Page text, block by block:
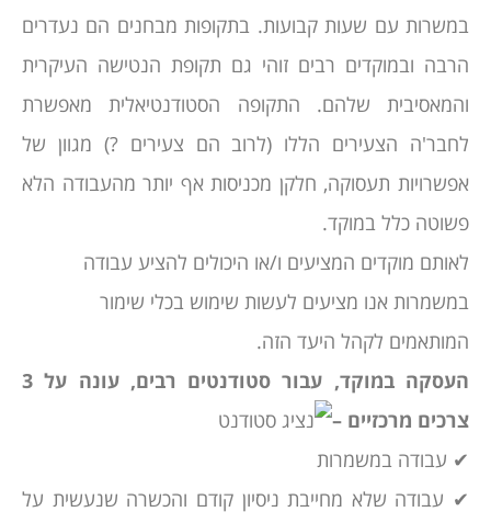
במשרות עם שעות קבועות. בתקופות מבחנים הם נעדרים
הרבה ובמוקדים רבים זוהי גם תקופת הנטישה העיקרית
והמאסיבית שלהם. התקופה הסטודנטיאלית מאפשרת
לחבר'ה הצעירים הללו (לרוב הם צעירים ?) מגוון של
אפשרויות תעסוקה, חלקן מכניסות אף יותר מהעבודה הלא
פשוטה כלל במוקד.
לאותם מוקדים המציעים ו/או היכולים להציע עבודה
במשמרות אנו מציעים לעשות שימוש בכלי שימור
המותאמים לקהל היעד הזה.
העסקה במוקד, עבור סטודנטים רבים, עונה על 3
צרכים מרכזיים –
✔ עבודה במשמרות
✔ עבודה שלא מחייבת ניסיון קודם והכשרה שנעשית על